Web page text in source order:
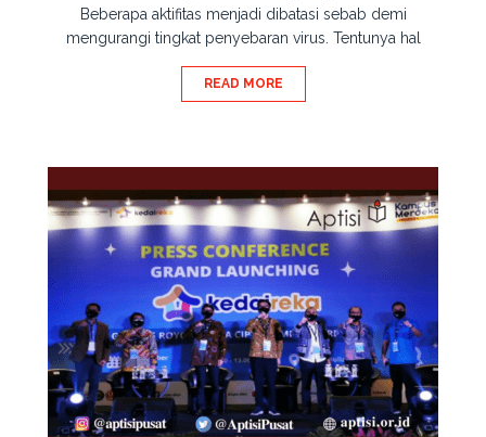
Beberapa aktifitas menjadi dibatasi sebab demi
mengurangi tingkat penyebaran virus. Tentunya hal
READ MORE